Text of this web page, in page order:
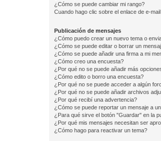
¿Cómo se puede cambiar mi rango?
Cuando hago clic sobre el enlace de e-
Publicación de mensajes
¿Cómo puedo crear un nuevo tema o
¿Cómo se puede editar o borrar un
¿Cómo se puede añadir una firma a mi
¿Cómo creo una encuesta?
¿Por qué no se puede añadir más
¿Cómo edito o borro una encuesta?
¿Por qué no se puede acceder a algún
¿Por qué no se puede añadir archivos
¿Por qué recibí una advertencia?
¿Cómo se puede reportar un mensaje a
¿Para qué sirve el botón "Guardar" en la
¿Por qué mis mensajes necesitan ser
¿Cómo hago para reactivar un tema?